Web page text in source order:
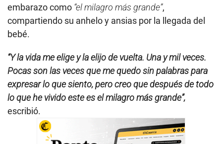
embarazo como “el milagro más grande”,
compartiendo su anhelo y ansias por la llegada del
bebé.
“Y la vida me elige y la elijo de vuelta. Una y mil veces.
Pocas son las veces que me quedo sin palabras para
expresar lo que siento, pero creo que después de todo
lo que he vivido este es el milagro más grande”,
escribió.